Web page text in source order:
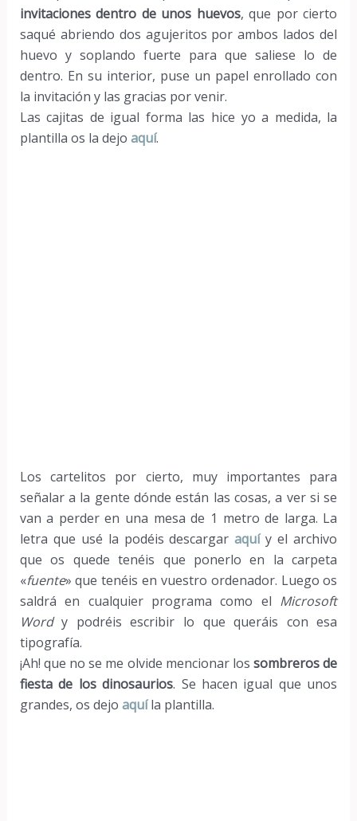
invitaciones dentro de unos huevos, que por cierto
saqué abriendo dos agujeritos por ambos lados del
huevo y soplando fuerte para que saliese lo de
dentro. En su interior, puse un papel enrollado con
la invitación y las gracias por venir.
Las cajitas de igual forma las hice yo a medida, la
plantilla os la dejo aquí.
Los cartelitos por cierto, muy importantes para
señalar a la gente dónde están las cosas, a ver si se
van a perder en una mesa de 1 metro de larga. La
letra que usé la podéis descargaraquíy el archivo
que os quede tenéis que ponerlo en la carpeta
«fuente» que tenéis en vuestro ordenador. Luego os
saldrá en cualquier programa como el Microsoft
Wordy podréis escribir lo que queráis con esa
tipografía.
¡Ah! que no se me olvide mencionar lossombreros de
fiesta de los dinosaurios. Se hacen igual que unos
grandes, os dejo aquíla plantilla.